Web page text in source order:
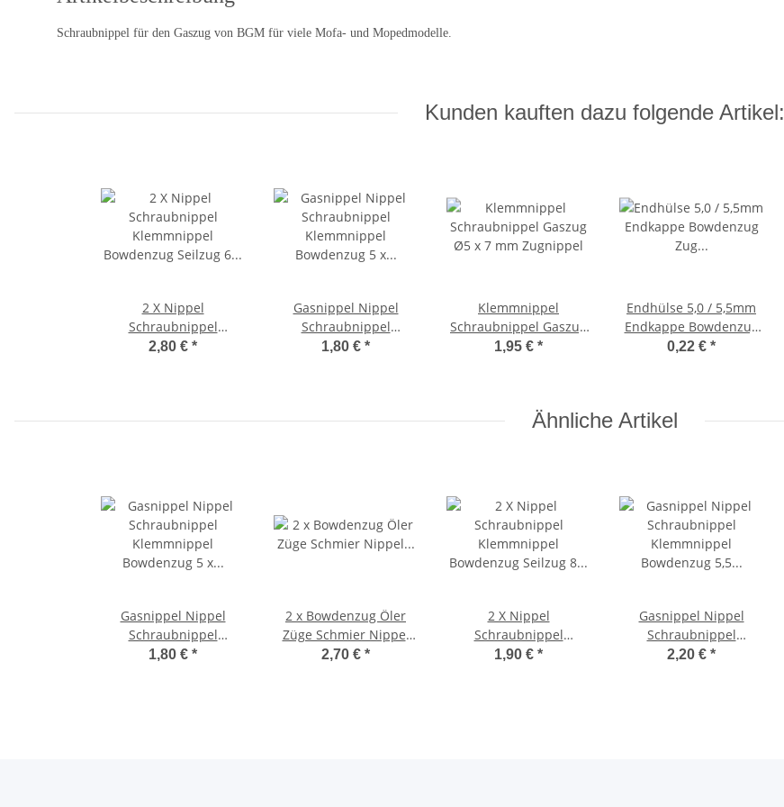
Schraubnippel für den Gaszug von BGM für viele Mofa- und Mopedmodelle.
Kunden kauften dazu folgende Artikel:
2 X Nippel
Schraubnippel
Klemmnippel
2,80 € *
Gasnippel Nippel
Schraubnippel
Klemmnippel
1,80 € *
Klemmnippel
Schraubnippel Gaszug
Ø5 x 7 mm Zugnippel
1,95 € *
Endhülse 5,0 / 5,5mm
Endkappe Bowdenzug
Zug Hülse Tülle Kappe
0,22 € *
Ähnliche Artikel
Gasnippel Nippel
Schraubnippel
Klemmnippel
1,80 € *
2 x Bowdenzug Öler
Züge Schmier Nippel
ölen schmieren
2,70 € *
2 X Nippel
Schraubnippel
Klemmnippel
1,90 € *
Gasnippel Nippel
Schraubnippel
Klemmnippel
2,20 € *